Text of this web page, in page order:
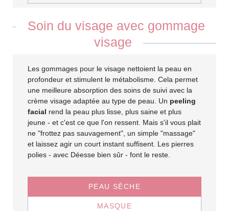
Soin du visage avec gommage
visage
Les gommages pour le visage nettoient la peau en
profondeur et stimulent le métabolisme. Cela permet
une meilleure absorption des soins de suivi avec la
crème visage adaptée au type de peau. Un peeling
facial rend la peau plus lisse, plus saine et plus
jeune - et c'est ce que l'on ressent. Mais s'il vous plait
ne "frottez pas sauvagement", un simple "massage"
et laissez agir un court instant suffisent. Les pierres
polies - avec Déesse bien sûr - font le reste.
PEAU SÈCHE
MASQUE